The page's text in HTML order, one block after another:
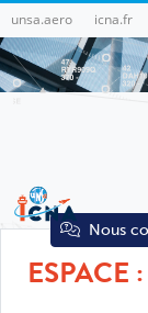
unsa.aero icna.fr
Nous
ESPACE